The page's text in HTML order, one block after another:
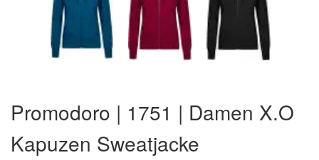
der
Bildergalerie
springen
Promodoro | 1751 | Damen X.O
Kapuzen Sweatjacke